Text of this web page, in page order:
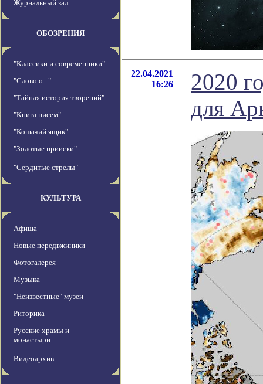
Журнальный зал
ОБОЗРЕНИЯ
"Классики и современники"
"Слово о..."
"Тайная история творений"
"Книга писем"
"Кошачий ящик"
"Золотые прииски"
"Сердитые стрелы"
КУЛЬТУРА
Афиша
Новые передвжиники
Фотогалерея
Музыка
"Неизвестные" музеи
Риторика
Русские храмы и
монастыри
Видеоархив
22.04.2021
16:26
2020
для